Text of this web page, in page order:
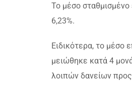
Το μέσο
6,23%.
Ειδικότερα, το μέσο
μειώθηκε κατά 4
λοιπών δανείων προς